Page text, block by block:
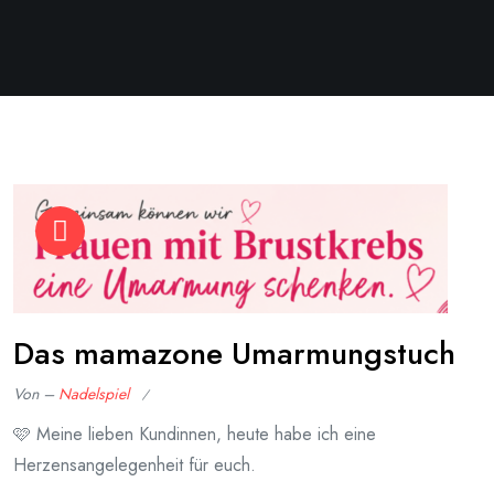
Das mamazone Umarmungstuch
Von – Nadelspiel
am
Juni
🩷 Meine lieben Kundinnen, heute habe ich eine
Herzensangelegenheit für euch.